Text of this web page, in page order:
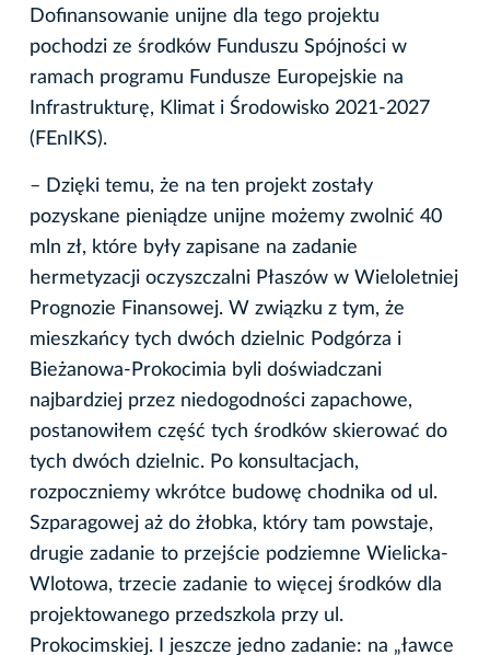
Dofinansowanie unijne dla tego projektu
pochodzi ze środków Funduszu Spójności w
ramach programu Fundusze Europejskie na
Infrastrukturę, Klimat i Środowisko 2021-2027
(FEnIKS).
– Dzięki temu, że na ten projekt zostały
pozyskane pieniądze unijne możemy zwolnić 40
mln zł, które były zapisane na zadanie
hermetyzacji oczyszczalni Płaszów w Wieloletniej
Prognozie Finansowej. W związku z tym, że
mieszkańcy tych dwóch dzielnic Podgórza i
Bieżanowa-Prokocimia byli doświadczani
najbardziej przez niedogodności zapachowe,
postanowiłem część tych środków skierować do
tych dwóch dzielnic. Po konsultacjach,
rozpoczniemy wkrótce budowę chodnika od ul.
Szparagowej aż do żłobka, który tam powstaje,
drugie zadanie to przejście podziemne Wielicka-
Wlotowa, trzecie zadanie to więcej środków dla
projektowanego przedszkola przy ul.
Prokocimskiej. I jeszcze jedno zadanie: na „ławce